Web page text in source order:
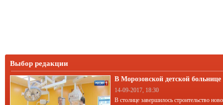
Выбор редакции
В Морозовской детской
корпус
14-09-2017, 18:30
В столице завершилось строительство